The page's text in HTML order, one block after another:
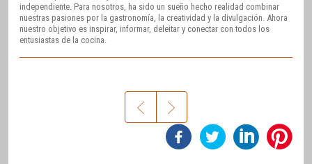
independiente. Para nosotros, ha sido un sueño hecho realidad combinar
nuestras pasiones por la gastronomía, la creatividad y la divulgación. Ahora
nuestro objetivo es inspirar, informar, deleitar y conectar con todos los
entusiastas de la cocina.